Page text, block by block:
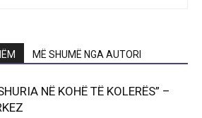
MË SHUMË NGA AUTORI
NË KOHË TË KOLERËS” –